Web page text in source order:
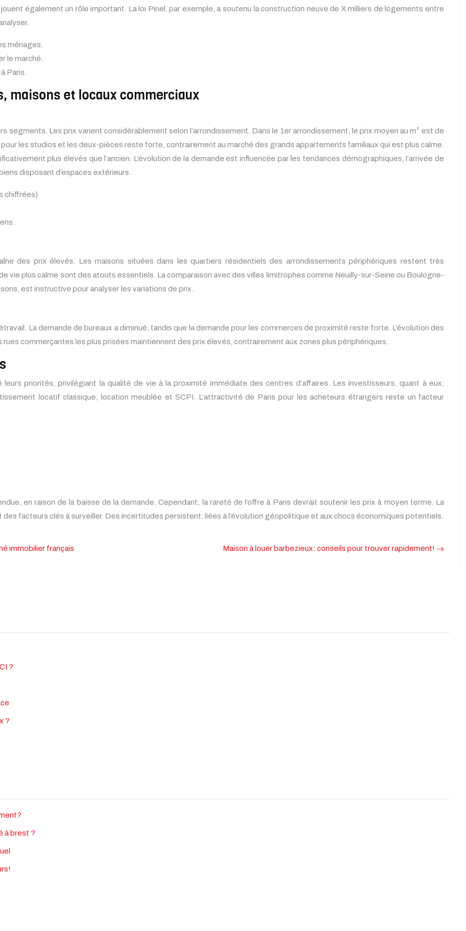
également un rôle important. La loi Pinel, par exemple, a soutenu la construction neuve de X milliers de logements entre
ménages.
le marché.
Paris.
maisons et locaux commerciaux
segments. Les prix varient considérablement selon l’arrondissement. Dans le 1er arrondissement, le prix moyen au m² est de
pour les studios et les deux-pièces reste forte, contrairement au marché des grands appartements familiaux qui est plus calme.
plus élevés que l’ancien. L’évolution de la demande est influencée par les tendances démographiques, l’arrivée de
disposant d’espaces extérieurs.
chiffrées)
des prix élevés. Les maisons situées dans les quartiers résidentiels des arrondissements périphériques restent très
vie plus calme sont des atouts essentiels. La comparaison avec des villes limitrophes comme Neuilly-sur-Seine ou Boulogne-
est instructive pour analyser les variations de prix.
La demande de bureaux a diminué, tandis que la demande pour les commerces de proximité reste forte. L’évolution des
commerçantes les plus prisées maintiennent des prix élevés, contrairement aux zones plus périphériques.
priorités, privilégiant la qualité de vie à la proximité immédiate des centres d’affaires. Les investisseurs, quant à eux,
locatif classique, location meublée et SCPI. L’attractivité de Paris pour les acheteurs étrangers reste un facteur
en raison de la baisse de la demande. Cependant, la rareté de l’offre à Paris devrait soutenir les prix à moyen terme. La
facteurs clés à surveiller. Des incertitudes persistent, liées à l’évolution géopolitique et aux chocs économiques potentiels.
immobilier français Maison à louer barbezieux: conseils pour trouver rapidement!
?
?
à brest ?